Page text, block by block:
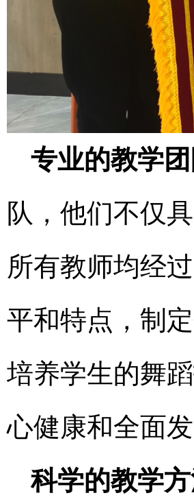
专业的教学
队，他们不仅
所有教师均经
平和特点，制
培养学生的舞
心健康和全面发
科学的教学